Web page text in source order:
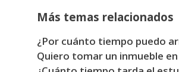
Más temas relacionados
¿Por cuánto tiempo puedo
Quiero tomar un inmueble